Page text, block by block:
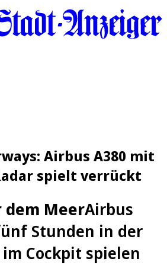
Airbus A380 mit
spielt verrückt
MeerAirbus
Stunden in der
Cockpit spielen